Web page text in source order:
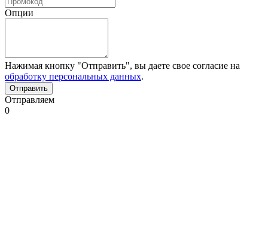
Опции
Нажимая кнопку "Отправить", вы даете свое согласие на
обработку персональных данных.
Отправляем
0